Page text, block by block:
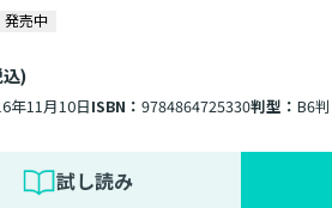
発売中
)
年11月10日ISBN：9784864725330判型：B6判
試し読み